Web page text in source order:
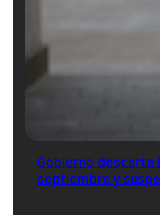
Gobierno descarta
septiembre y